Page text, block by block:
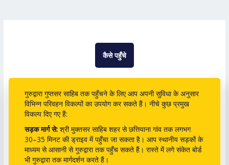
कैसे पहुँचे
गुरुद्वारा गुप्तसर साहिब तक पहुँचने के लिए आप अपनी सुविधा के अनुसार
विभिन्न परिवहन विकल्पों का उपयोग कर सकते हैं। नीचे कुछ प्रमुख
विकल्प दिए गए हैं:
सड़क मार्ग से: श्री मुक्तसर साहिब शहर से छत्तियाना गांव तक लगभग
30–35 मिनट की ड्राइव में पहुँचा जा सकता है। आप स्थानीय सड़कों के
माध्यम से आसानी से गुरुद्वारा तक पहुँच सकते हैं। रास्ते में लगे संकेत बोर्ड
भी गुरुद्वारा तक मार्गदर्शन करते हैं।